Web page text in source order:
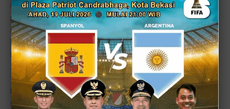
Pandangan tersebut dinilai menjadi salah satu poin
penting dalam persidangan, karena menyentuh aspek
rantai pertanggungjawaban serta proses pengambilan
keputusan yang melatarbelakangi lahirnya kebijakan yang
kini dipersoalkan secara hukum.
Terpisah,Direktur Kebijakan Publik FORTALA Indonesia,
Ergat Bustomy, menilai perkara tersebut tidak semata-
mata menguji tanggung jawab individu para terdakwa,